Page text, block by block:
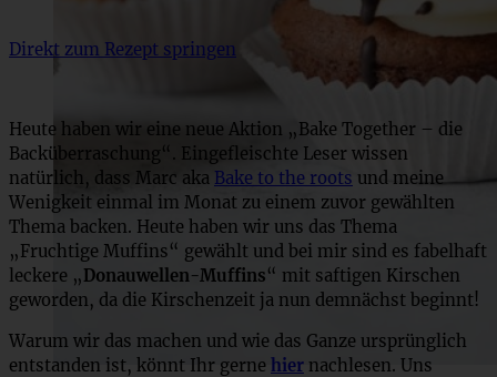
Direkt zum Rezept springen
Heute haben wir eine neue Aktion „Bake Together – die
Backüberraschung“. Eingefleischte Leser wissen
natürlich, dass Marc aka Bake to the roots und meine
Wenigkeit einmal im Monat zu einem zuvor gewählten
Thema backen. Heute haben wir uns das Thema
„Fruchtige Muffins“ gewählt und bei mir sind es fabelhaft
leckere „Donauwellen-Muffins“ mit saftigen Kirschen
geworden, da die Kirschenzeit ja nun demnächst beginnt!
Warum wir das machen und wie das Ganze ursprünglich
entstanden ist, könnt Ihr gerne hier nachlesen. Uns